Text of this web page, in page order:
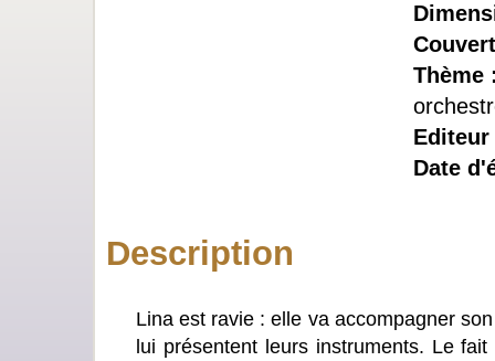
Thème
Date
Description
Lina est ravie : elle va accompagner
lui présentent leurs instruments. Le